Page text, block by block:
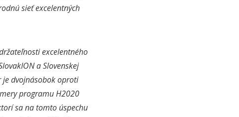
sieť excelentných
excelentného
a Slovenskej
je dvojnásobok oproti
programu H2020
sa na tomto úspechu